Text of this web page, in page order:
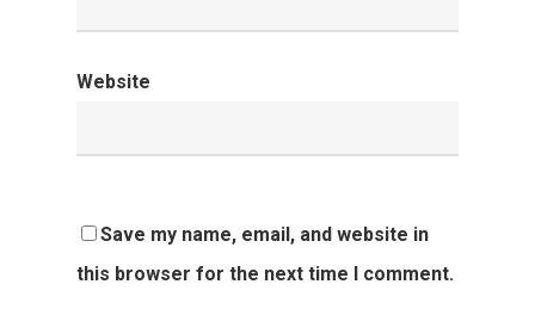
Website
Save my name, email, and website in
this browser for the next time I comment.